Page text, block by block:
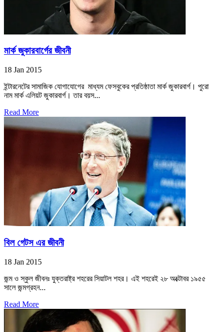
মার্ক জুকারবার্গের জীবনী
18 Jan 2015
ইন্টারনেটের সামাজিক যোগাযোগের মাধ্যম ফেসবুকের প্রতিষ্ঠাতা মার্ক জুকারবার্গ। পুরো
নাম মার্ক এলিয়ট জুকারবার্গ। তার বয়স...
Read More
বিল গেটস এর জীবনী
18 Jan 2015
জন্ম ও স্কুল জীবনঃ যুক্তরাষ্ট্র শহরের সিয়াটল শহর। এই শহরেই ২৮ অক্টোবর ১৯৫৫
সালে জন্মগ্রহন...
Read More